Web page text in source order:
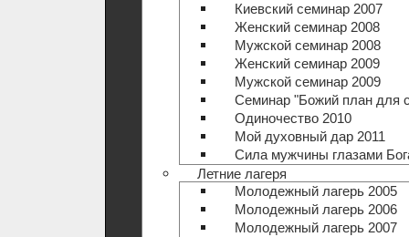
Киевский семинар 2007
Женский семинар 2008
Мужской семинар 2008
Женский семинар 2009
Мужской семинар 2009
Семинар "Божий план для
Одиночество 2010
Мой духовный дар 2011
Сила мужчины глазами
Летние лагеря
Молодежный лагерь 2005
Молодежный лагерь 2006
Молодежный лагерь 2007